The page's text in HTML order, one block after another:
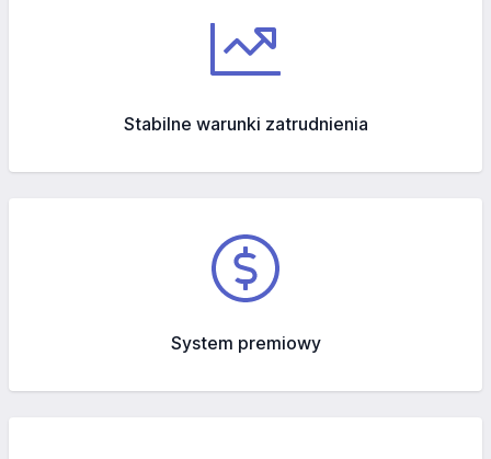
Stabilne warunki zatrudnienia
System premiowy